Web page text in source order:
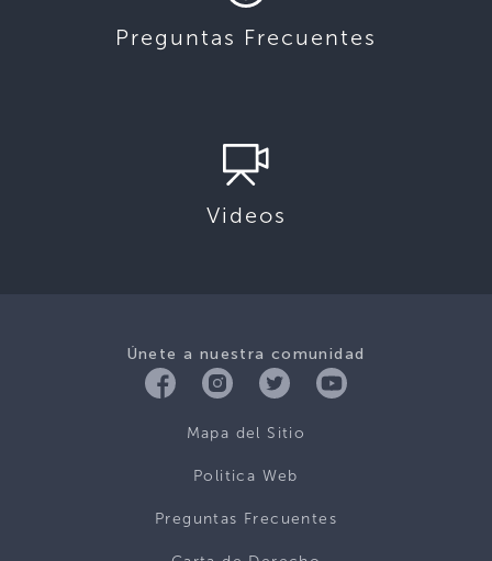
Preguntas Frecuentes
Videos
Únete a nuestra comunidad
Mapa del Sitio
Politica Web
Preguntas Frecuentes